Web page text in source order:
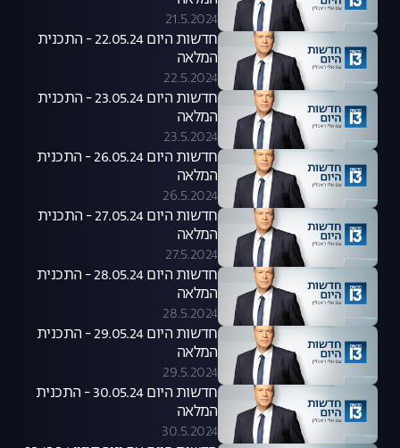
21.5.2024
חדשות היום 22.05.24 - התכנית
המלאה
22.5.2024
חדשות היום 23.05.24 - התכנית
המלאה
23.5.2024
חדשות היום 26.05.24 - התכנית
המלאה
26.5.2024
חדשות היום 27.05.24 - התכנית
המלאה
27.5.2024
חדשות היום 28.05.24 - התכנית
המלאה
28.5.2024
חדשות היום 29.05.24 - התכנית
המלאה
29.5.2024
חדשות היום 30.05.24 - התכנית
המלאה
30.5.2024